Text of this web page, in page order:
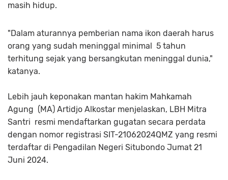
masih hidup.
"Dalam aturannya pemberian nama ikon daerah harus
orang yang sudah meninggal minimal 5 tahun
terhitung sejak yang bersangkutan meninggal dunia,"
katanya.
Lebih jauh keponakan mantan hakim Mahkamah
Agung (MA) Artidjo Alkostar menjelaskan, LBH Mitra
Santri resmi mendaftarkan gugatan secara perdata
dengan nomor registrasi SIT-21062024QMZ yang resmi
terdaftar di Pengadilan Negeri Situbondo Jumat 21
Juni 2024.